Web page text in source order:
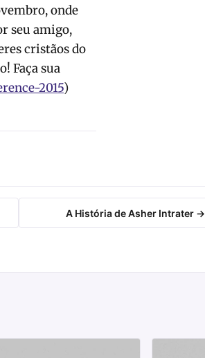
onde
seu amigo,
cristãos do
Faça sua
2015)
A História de Asher Intrater →